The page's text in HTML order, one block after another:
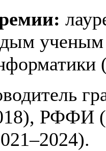
ученым
РФФИ